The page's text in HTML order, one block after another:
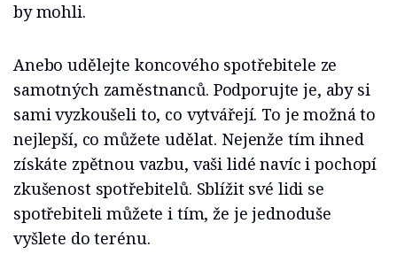
by mohli.
Anebo udělejte koncového spotřebitele ze
samotných zaměstnanců. Podporujte je, aby si
sami vyzkoušeli to, co vytvářejí. To je možná to
nejlepší, co můžete udělat. Nejenže tím ihned
získáte zpětnou vazbu, vaši lidé navíc i pochopí
zkušenost spotřebitelů. Sblížit své lidi se
spotřebiteli můžete i tím, že je jednoduše
vyšlete do terénu.